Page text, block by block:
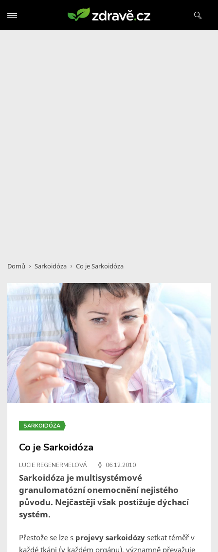
Domů Sarkoidóza Co je Sarkoidóza
SARKOIDÓZA
Co je Sarkoidóza
LUCIE REGENERMELOVÁ 06.12.2010
Sarkoidóza je multisystémové
granulomatózní onemocnění nejistého
původu. Nejčastěji však postižuje dýchací
systém.
Přestože se lze s projevy sarkoidózy setkat téměř v
každé tkáni (v každém orgánu), významně převažuje